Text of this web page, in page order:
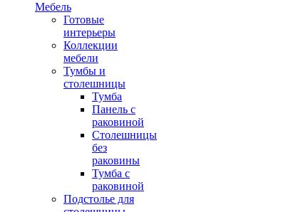
Мебель
Готовые
интерьеры
Коллекции
мебели
Тумбы и
столешницы
Тумба
Панель с
раковиной
Столешницы
без
раковины
Тумба с
раковиной
Подстолье для